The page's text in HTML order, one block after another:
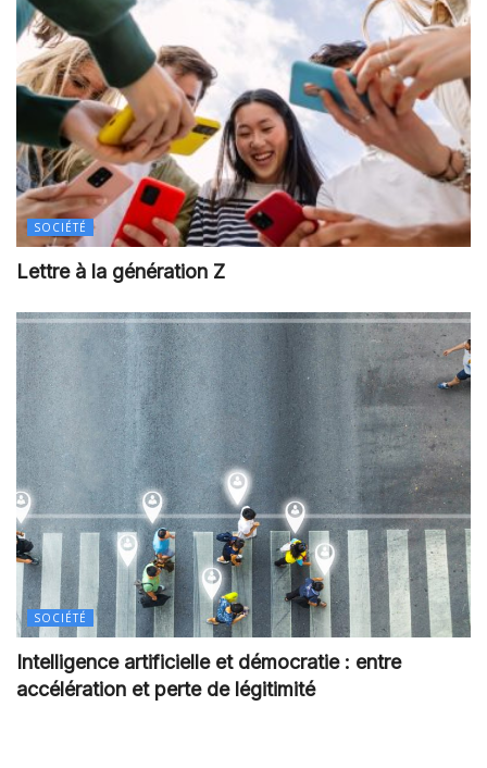
SOCIÉTÉ
Lettre à la génération Z
SOCIÉTÉ
Intelligence artificielle et démocratie : entre
accélération et perte de légitimité